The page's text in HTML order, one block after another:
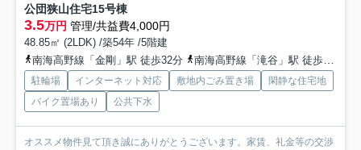
公団狭山住宅15号棟
3.5万円 管理/共益費4,000円
48.85㎡ (2LDK) /築54年 /5階建
南海高野線「金剛」駅 徒歩32分
南海高野線「滝谷」駅 徒歩41分
駐輪場 インターネット対応 敷地内ごみ置き場
閑静な住宅地
バイク置場あり
公共下水
オススメ物件見て頂き誠にありがとうございます。家賃、礼金等の交渉